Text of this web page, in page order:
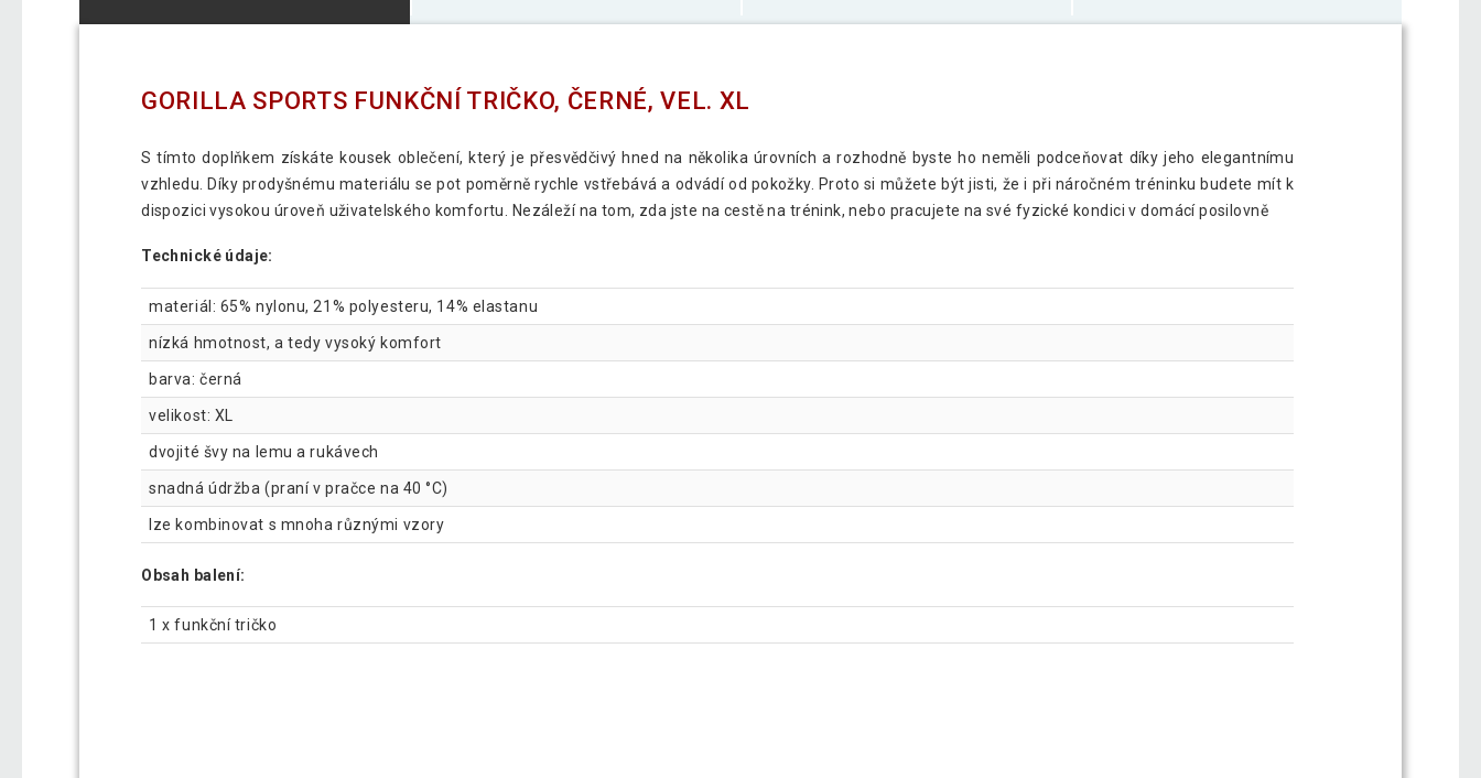
GORILLA SPORTS FUNKČNÍ TRIČKO, ČERNÉ, VEL. XL
S tímto doplňkem získáte kousek oblečení, který je přesvědčivý hned na několika úrovních a rozhodně byste ho neměli podceňovat díky jeho elegantnímu
vzhledu. Díky prodyšnému materiálu se pot poměrně rychle vstřebává a odvádí od pokožky. Proto si můžete být jisti, že i při náročném tréninku budete mít k
dispozici vysokou úroveň uživatelského komfortu. Nezáleží na tom, zda jste na cestě na trénink, nebo pracujete na své fyzické kondici v domácí posilovně
Technické údaje:
materiál: 65% nylonu, 21% polyesteru, 14% elastanu
nízká hmotnost, a tedy vysoký komfort
barva: černá
velikost: XL
dvojité švy na lemu a rukávech
snadná údržba (praní v pračce na 40 °C)
lze kombinovat s mnoha různými vzory
Obsah balení:
1 x funkční tričko